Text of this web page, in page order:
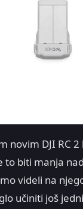
novim DJI RC
to biti manja
videli na
učiniti još